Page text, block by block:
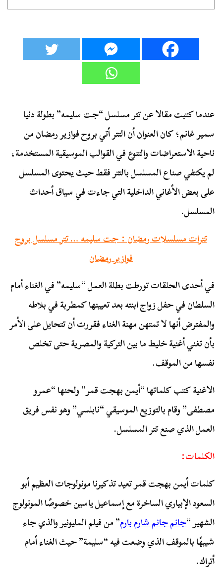
عندما كتبت مقالا عن تتر مسلسل “جت سليمه” بطولة دنيا
سمير غانم؛ كان العنوان أن التتر أتي بروح فوازير رمضان من
ناحية الاستعراضات والتنوع في القوالب الموسيقية المستخدمة،
لم يكتفي صناع المسلسل بالتتر فقط حيث يحتوى المسلسل
على بعض الأغاني الداخلية التي جاءت في سياق أحداث
المسلسل.
تترات مسلسلات رمضان : جت سليمه … تتر مسلسل بروح
فوازير رمضان
في أحدى الحلقات تورطت بطلة العمل “سليمه” في الغناء أمام
السلطان في حفل زواج ابنته بعد تعيينها كمطربة في بلاطه
والمفترض أنها لا تمتهن مهنة الغناء فقررت أن تتحايل على الأمر
بأن تغني أغنية خليط ما بين التركية والمصرية حتى تخلص
نفسها من الموقف.
الاغنية كتب كلماتها “أيمن بهجت قمر” ولحنها “عمرو
مصطفى” وقام بالتوزيع الموسيقي “نابلسي” وهو نفس فريق
العمل الذي صنع تتر المسلسل.
الكلمات:
كلمات أيمن بهجت قمر تعيد تذكيرنا مونولوجات العظيم أبو
السعود الإبياري الساخرة مع إسماعيل ياسين خصوصًا المونولوج
الشهير “جانم جانم شارم بارم” من فيلم المليونير والذي جاء
شبيهًا بالموقف الذي وضعت فيه “سليمة” حيث الغناء أمام
أتراك.